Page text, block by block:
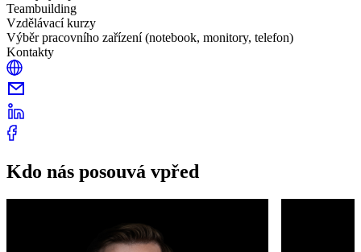
Teambuilding
Vzdělávací kurzy
Výběr pracovního zařízení (notebook, monitory, telefon)
Kontakty
Kdo nás posouvá vpřed